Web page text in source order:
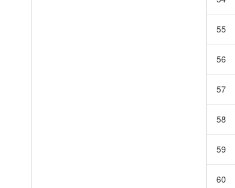
55
56
57
58
59
60